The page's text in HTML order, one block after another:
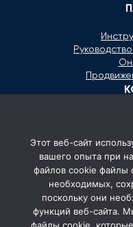
Улица
Этот веб-сайт
вашего опыта при
файлов cookie файлы
необходимых,
поскольку они
функций веб-сайта.